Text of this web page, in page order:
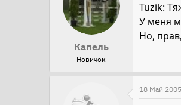
Капель
Новичок
Tuzik:
У меня
Но,
18 Май 2005